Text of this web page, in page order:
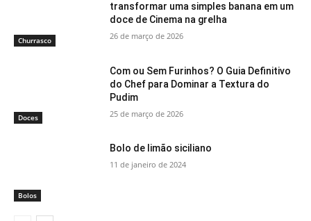
Churrasco
transformar uma simples banana em um
doce de Cinema na grelha
26 de março de 2026
Doces
Com ou Sem Furinhos? O Guia Definitivo
do Chef para Dominar a Textura do
Pudim
25 de março de 2026
Bolos
Bolo de limão siciliano
11 de janeiro de 2024